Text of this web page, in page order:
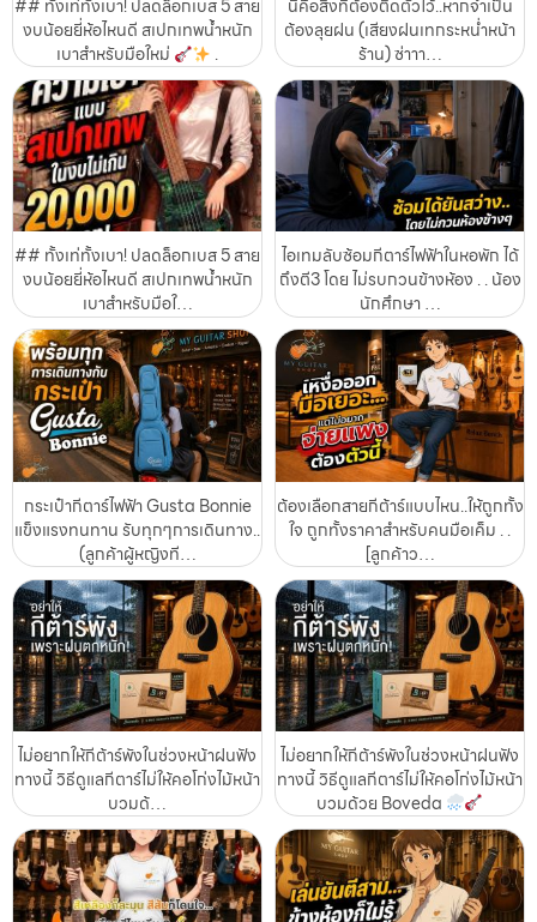
## ทั้งเท่ทั้งเบา! ปลดล็อกเบส 5 สาย
งบน้อยยี่ห้อไหนดี สเปกเทพน้ำหนัก
เบาสำหรับมือใหม่
.
นี่คือสิ่งที่ต้องติดตัวไว้..หากจำเป็น
ต้องลุยฝน (เสียงฝนเทกระหน่ำหน้า
ร้าน) ซ่าาา…
## ทั้งเท่ทั้งเบา! ปลดล็อกเบส 5 สาย
งบน้อยยี่ห้อไหนดี สเปกเทพน้ำหนัก
เบาสำหรับมือใ…
ไอเทมลับซ้อมกีตาร์ไฟฟ้าในหอพัก ได้
ถึงตี3 โดย ไม่รบกวนข้างห้อง . . น้อง
นักศึกษา …
กระเป๋ากีตาร์ไฟฟ้า Gusta Bonnie
แข็งแรงทนทาน รับทุกๆการเดินทาง..
(ลูกค้าผู้หญิงที…
ต้องเลือกสายกีต้าร์แบบไหน..ให้ถูกทั้ง
ใจ ถูกทั้งราคาสำหรับคนมือเค็ม . .
[ลูกค้าว…
ไม่อยากให้กีต้าร์พังในช่วงหน้าฝนฟัง
ทางนี้ วิธีดูแลกีตาร์ไม่ให้คอโก่งไม้หน้า
บวมด้…
ไม่อยากให้กีต้าร์พังในช่วงหน้าฝนฟัง
ทางนี้ วิธีดูแลกีตาร์ไม่ให้คอโก่งไม้หน้า
บวมด้วย Boveda